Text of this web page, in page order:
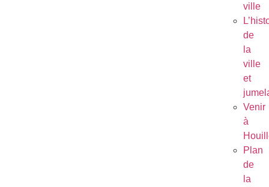
ville
de
la
ville
et
Venir
à
Plan
de
la